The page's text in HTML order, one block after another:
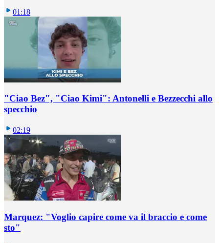
01:18
"Ciao Bez", "Ciao Kimi": Antonelli e Bezzecchi allo
specchio
02:19
Marquez: "Voglio capire come va il braccio e come
sto"